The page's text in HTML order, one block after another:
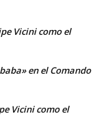
Vicini como el
en el Comando
Vicini como el